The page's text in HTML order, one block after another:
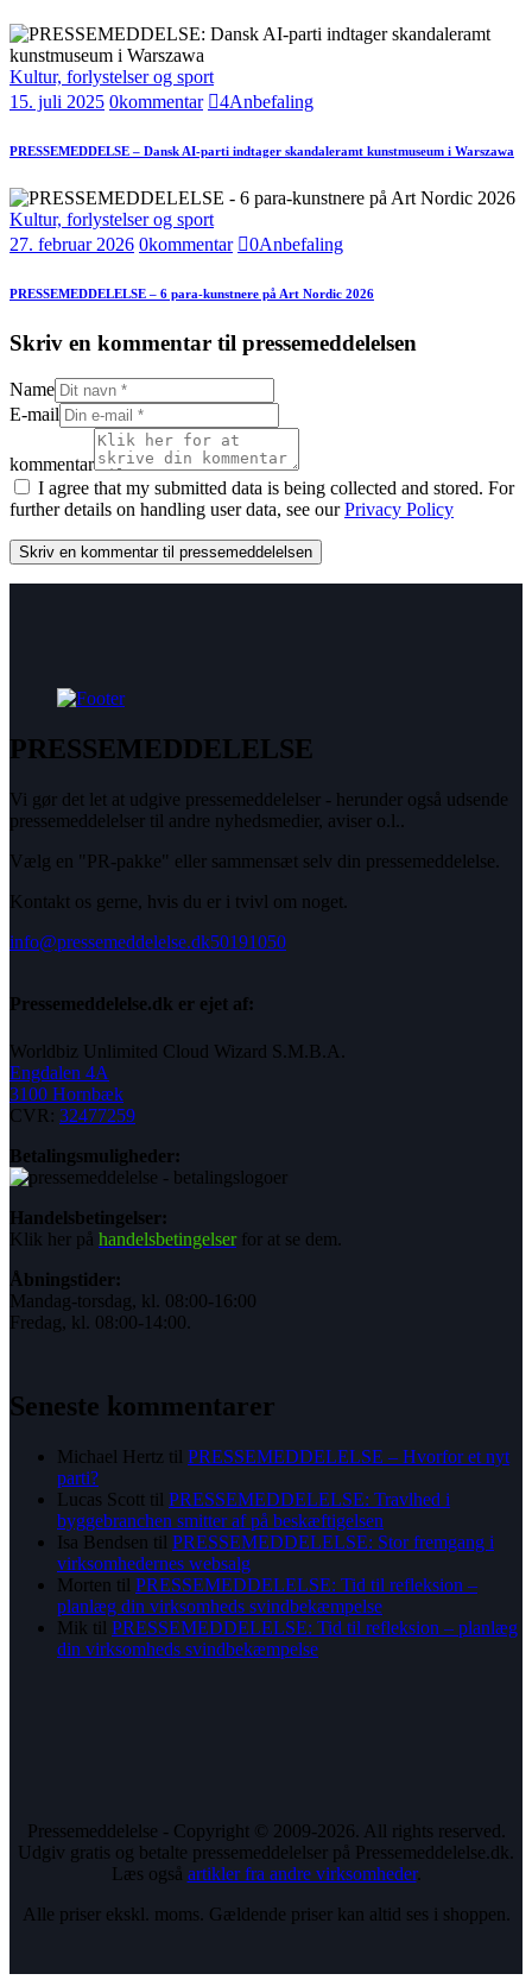
Kultur, forlystelser og sport
15. juli 2025 0kommentar 4Anbefaling
PRESSEMEDDELSE – Dansk AI-parti indtager skandaleramt kunstmuseum i Warszawa
Kultur, forlystelser og sport
27. februar 2026 0kommentar 0Anbefaling
PRESSEMEDDELELSE – 6 para-kunstnere på Art Nordic 2026
Skriv en kommentar til pressemeddelelsen
Name
E-mail
kommentar
I agree that my submitted data is being collected and stored. For
further details on handling user data, see ourPrivacy Policy
PRESSEMEDDELELSE
Vi gør det let at udgive pressemeddelelser - herunder også udsende
pressemeddelelser til andre nyhedsmedier, aviser o.l..
Vælg en "PR-pakke" eller sammensæt selv din pressemeddelelse.
Kontakt os gerne, hvis du er i tvivl om noget.
info@pressemeddelelse.dk50191050
Pressemeddelelse.dk er ejet af:
Worldbiz Unlimited Cloud Wizard S.M.B.A.
Engdalen 4A
3100 Hornbæk
CVR: 32477259
Betalingsmuligheder:
Handelsbetingelser:
Klik her på handelsbetingelserfor at se dem.
Åbningstider:
Mandag-torsdag, kl. 08:00-16:00
Fredag, kl. 08:00-14:00.
Seneste kommentarer
Michael Hertz til PRESSEMEDDELELSE – Hvorfor et nyt
parti?
Lucas Scott til PRESSEMEDDELELSE: Travlhed i
byggebranchen smitter af på beskæftigelsen
Isa Bendsen til PRESSEMEDDELELSE: Stor fremgang i
virksomhedernes websalg
Morten til PRESSEMEDDELELSE: Tid til refleksion –
planlæg din virksomheds svindbekæmpelse
Mik til PRESSEMEDDELELSE: Tid til refleksion – planlæg
din virksomheds svindbekæmpelse
Pressemeddelelse - Copyright © 2009-2026. All rights reserved.
Udgiv gratis og betalte pressemeddelelser på Pressemeddelelse.dk.
Læs også artikler fra andre virksomheder.
Alle priser ekskl. moms. Gældende priser kan altid ses i shoppen.